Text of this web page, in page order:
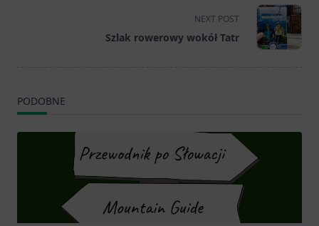
text">Page</span>
NEXT POST
Szlak rowerowy wokół Tatr
PODOBNE